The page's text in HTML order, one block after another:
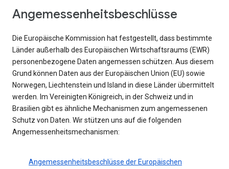
Angemessenheitsbeschlüsse
Die Europäische Kommission hat festgestellt, dass bestimmte
Länder außerhalb des Europäischen Wirtschaftsraums (EWR)
personenbezogene Daten angemessen schützen. Aus diesem
Grund können Daten aus der Europäischen Union (EU) sowie
Norwegen, Liechtenstein und Island in diese Länder übermittelt
werden. Im Vereinigten Königreich, in der Schweiz und in
Brasilien gibt es ähnliche Mechanismen zum angemessenen
Schutz von Daten. Wir stützen uns auf die folgenden
Angemessenheitsmechanismen:
Angemessenheitsbeschlüsse der Europäischen